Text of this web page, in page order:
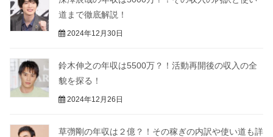
道まで徹底解説！
2024年12月30日
鈴木伸之の年収は5500万？！活動再開後の収入の全
貌を探る！
2024年12月26日
草彅剛の年収は２億？！その稼ぎの内訳や使い道も詳